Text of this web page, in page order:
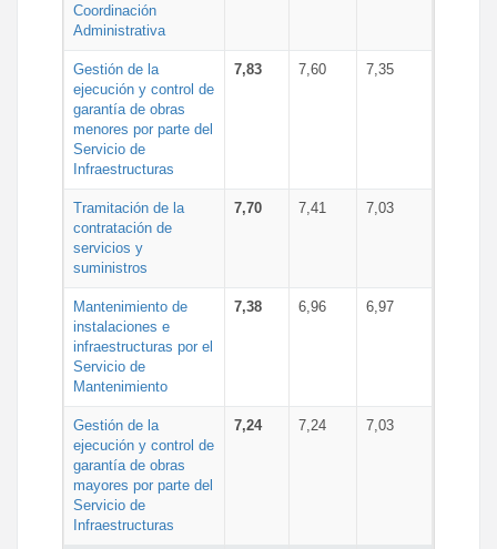
Coordinación
Administrativa
Gestión de la
ejecución y control de
garantía de obras
menores por parte del
Servicio de
Infraestructuras
7,83 7,60 7,35
Tramitación de la
contratación de
servicios y
suministros
7,70 7,41 7,03
Mantenimiento de
instalaciones e
infraestructuras por el
Servicio de
Mantenimiento
7,38 6,96 6,97
Gestión de la
ejecución y control de
garantía de obras
mayores por parte del
Servicio de
Infraestructuras
7,24 7,24 7,03